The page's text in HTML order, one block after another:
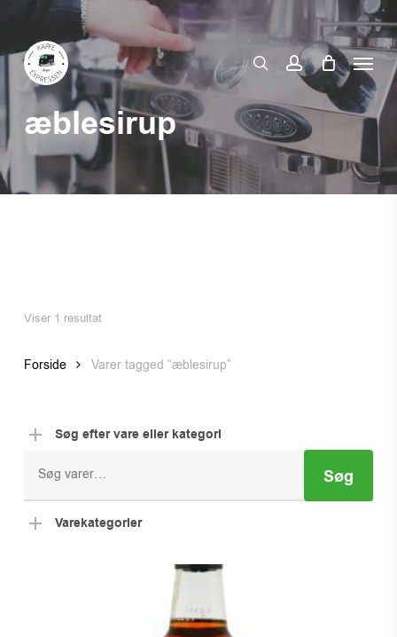
main
content
searchaccount
Menu
æblesirup
Viser 1 resultat
Forside Varer tagged “æblesirup”
Søg efter vare eller kategori
efter:
Søg
Varekategorier